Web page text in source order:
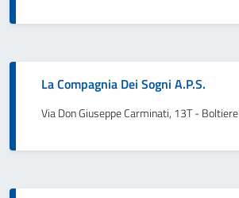
La Compagnia Dei Sogni A.P.S.
Via Don Giuseppe Carminati, 13T - Boltiere